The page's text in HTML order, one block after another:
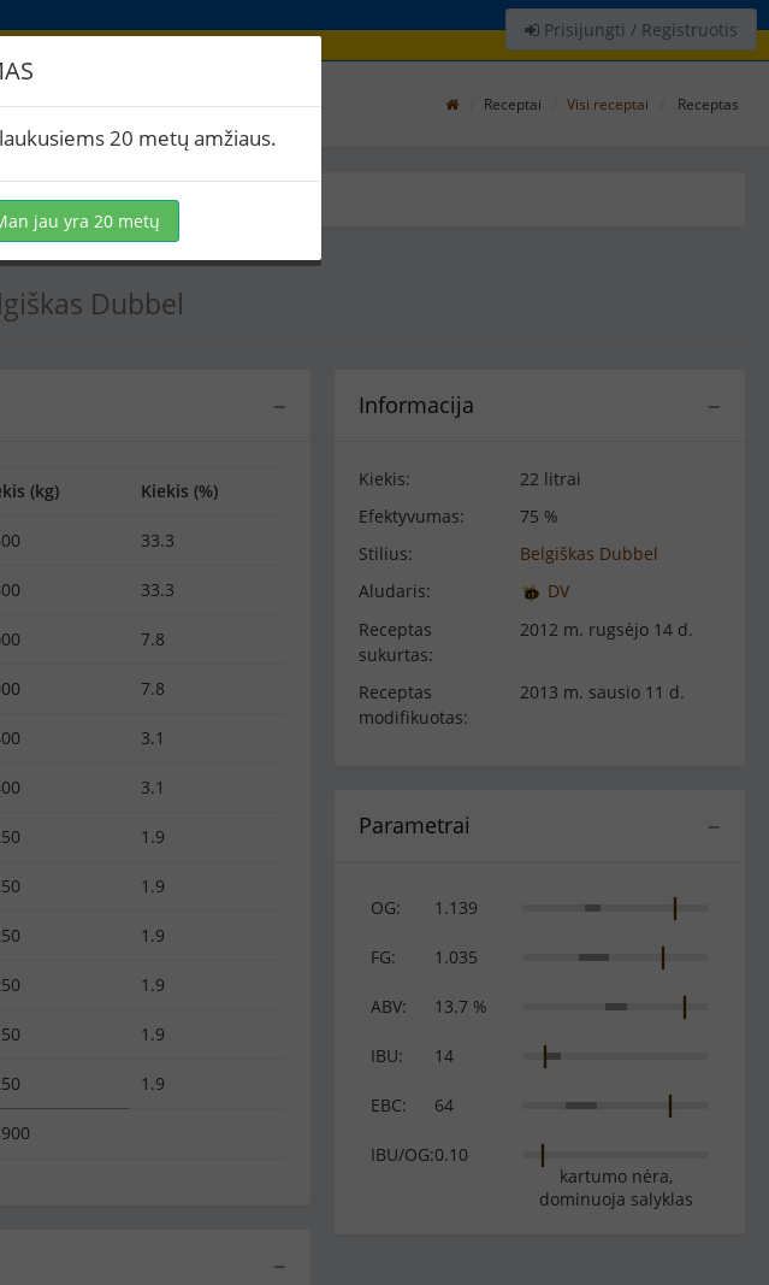
Prisijungti / Registruotis
Receptai Visi receptai Receptas
Virimai (2) BeerXML
Dubbel
−
Informacija
Kiekis:
22 litrai
Efektyvumas:
75 %
Stilius:
Belgiškas Dubbel
Aludaris:
DV
Receptas
sukurtas:
2012 m. rugsėjo 14 d.
Receptas
modifikuotas:
2013 m. sausio 11 d.
−
Parametrai
OG: 1.139
FG: 1.035
ABV: 13.7 %
IBU: 14
EBC: 64
IBU/OG:0.10
kartumo nėra,
dominuoja salyklas
−
(kg) Kiekis (%)
33.3
33.3
7.8
7.8
3.1
3.1
1.9
1.9
1.9
1.9
1.9
1.9
−
20 metų amžiaus.
jau yra 20 metų